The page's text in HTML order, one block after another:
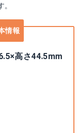
情報
高さ44.5mm